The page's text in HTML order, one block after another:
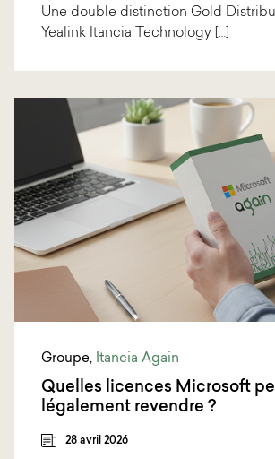
Une double distinction Gold
Yealink Itancia Technology […]
Groupe, Itancia Again
Quelles licences Microsoft
légalement revendre ?
28 avril 2026